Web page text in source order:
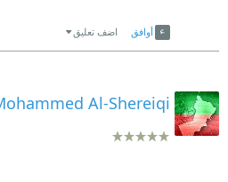
أوافق اضف تعليق
Al-Shereiqi